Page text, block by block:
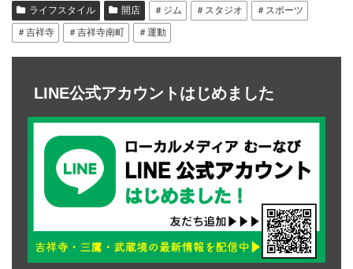
ライフスタイル 開店 ＃ジム ＃スタジオ
＃スポーツ
＃吉祥寺
＃吉祥寺南町 ＃運動
LINE公式アカウントはじめました